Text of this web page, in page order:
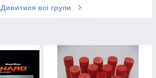
Дивитися всі групи